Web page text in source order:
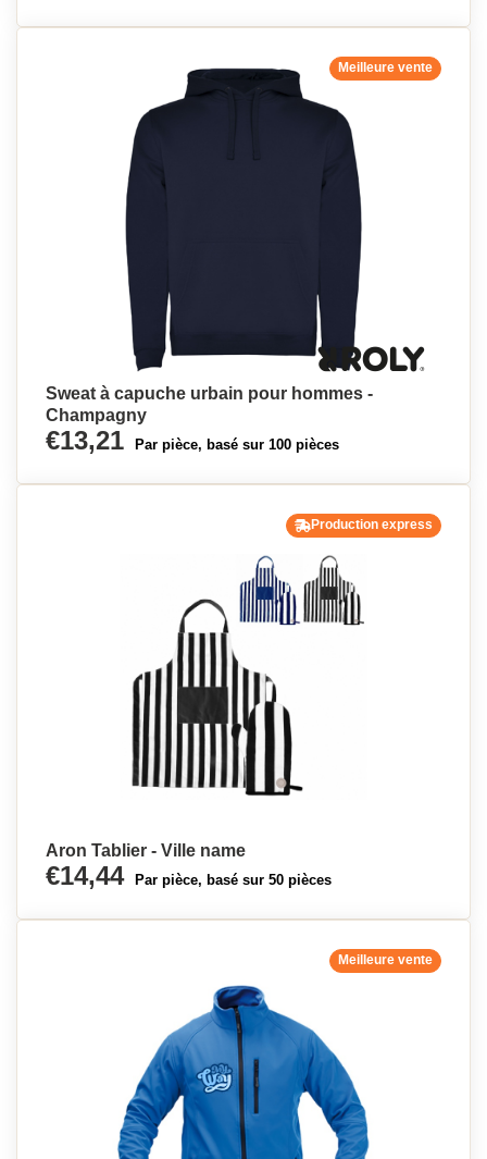
Meilleure vente
Sweat à capuche urbain pour hommes -
Champagny
€13,21 Par pièce, basé sur 100 pièces
Production express
Aron Tablier - Ville name
€14,44 Par pièce, basé sur 50 pièces
Meilleure vente